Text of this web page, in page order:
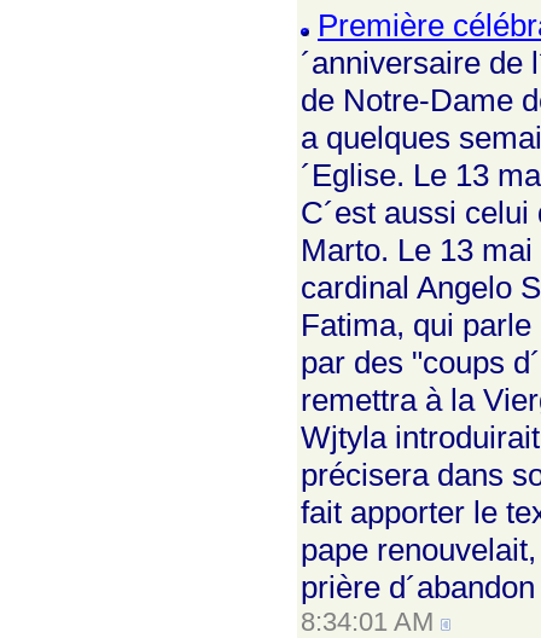
Première
´anniversaire de
de Notre-Dame
a quelques
´Eglise. Le 13
C´est aussi
Marto. Le 13
cardinal Angelo
Fatima, qui parle
par des "coups
remettra à la
Wjtyla
précisera dans
fait apporter le
pape
prière
8:34:01 AM